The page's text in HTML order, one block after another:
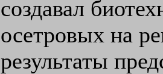
создавал
осетровых на
результаты